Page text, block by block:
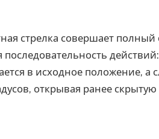
стрелка совершает полный
в исходное положение, а
открывая ранее скрытую